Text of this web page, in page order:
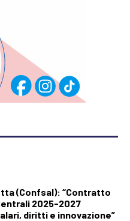
(Confsal): “Contratto
2025-2027
diritti e innovazione”